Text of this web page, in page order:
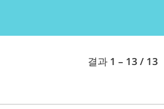
결과 1 – 13 / 13